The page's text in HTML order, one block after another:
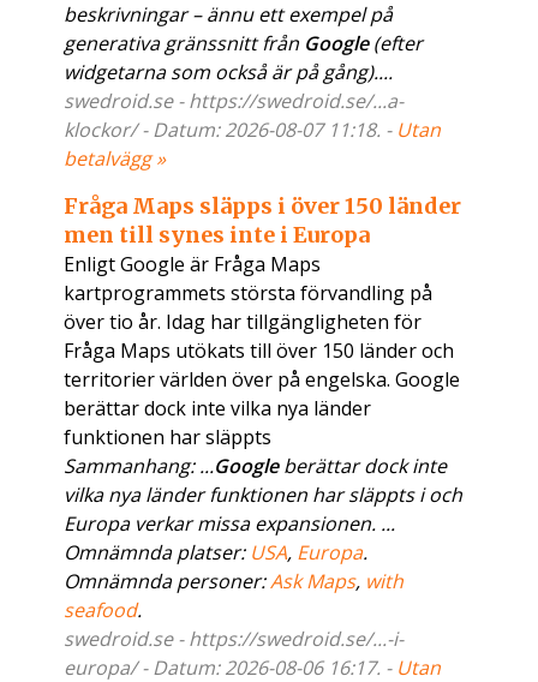
beskrivningar – ännu ett exempel på
generativa gränssnitt från Google(efter
widgetarna som också är på gång)....
swedroid.se - https://swedroid.se/...a-
klockor/ - Datum: 2026-08-07 11:18. - Utan
betalvägg »
Fråga Maps släpps i över 150 länder
men till synes inte i Europa
Enligt Google är Fråga Maps
kartprogrammets största förvandling på
över tio år. Idag har tillgängligheten för
Fråga Maps utökats till över 150 länder och
territorier världen över på engelska. Google
berättar dock inte vilka nya länder
funktionen har släppts
Sammanhang: ...Googleberättar dock inte
vilka nya länder funktionen har släppts i och
Europa verkar missa expansionen. ...
Omnämnda platser: USA, Europa.
Omnämnda personer:Ask Maps, with
seafood.
swedroid.se - https://swedroid.se/...-i-
europa/ - Datum: 2026-08-06 16:17. - Utan